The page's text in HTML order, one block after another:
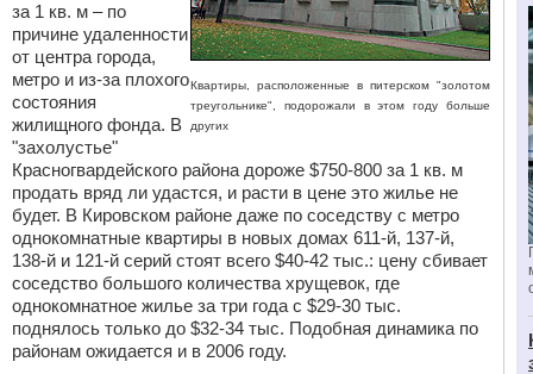
Квартиры, расположенные в питерском "золотом
треугольнике", подорожали в этом году больше
других
за 1 кв. м – по
причине удаленности
от центра города,
метро и из-за плохого
состояния
жилищного фонда. В
"захолустье"
Красногвардейского района дороже $750-800 за 1 кв. м
продать вряд ли удастся, и расти в цене это жилье не
будет. В Кировском районе даже по соседству с метро
однокомнатные квартиры в новых домах 611-й, 137-й,
138-й и 121-й серий стоят всего $40-42 тыс.: цену сбивает
соседство большого количества хрущевок, где
однокомнатное жилье за три года с $29-30 тыс.
поднялось только до $32-34 тыс. Подобная динамика по
районам ожидается и в 2006 году.